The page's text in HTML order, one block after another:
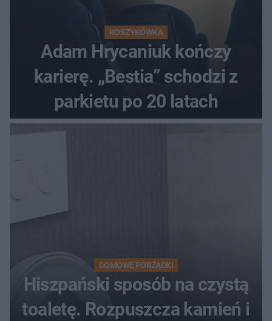
KOSZYKÓWKA
Adam Hrycaniuk kończy
karierę. „Bestia” schodzi z
parkietu po 20 latach
DOMOWE PORZĄDKI
Hiszpański sposób na czystą
toaletę. Rozpuszcza kamień i